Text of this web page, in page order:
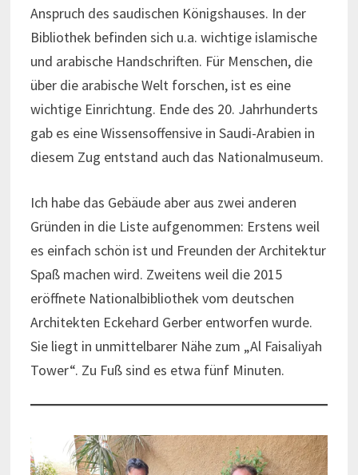
Anspruch des saudischen Königshauses. In der
Bibliothek befinden sich u.a. wichtige islamische
und arabische Handschriften. Für Menschen, die
über die arabische Welt forschen, ist es eine
wichtige Einrichtung. Ende des 20. Jahrhunderts
gab es eine Wissensoffensive in Saudi-Arabien in
diesem Zug entstand auch das Nationalmuseum.
Ich habe das Gebäude aber aus zwei anderen
Gründen in die Liste aufgenommen: Erstens weil
es einfach schön ist und Freunden der Architektur
Spaß machen wird. Zweitens weil die 2015
eröffnete Nationalbibliothek vom deutschen
Architekten Eckehard Gerber entworfen wurde.
Sie liegt in unmittelbarer Nähe zum „Al Faisaliyah
Tower“. Zu Fuß sind es etwa fünf Minuten.